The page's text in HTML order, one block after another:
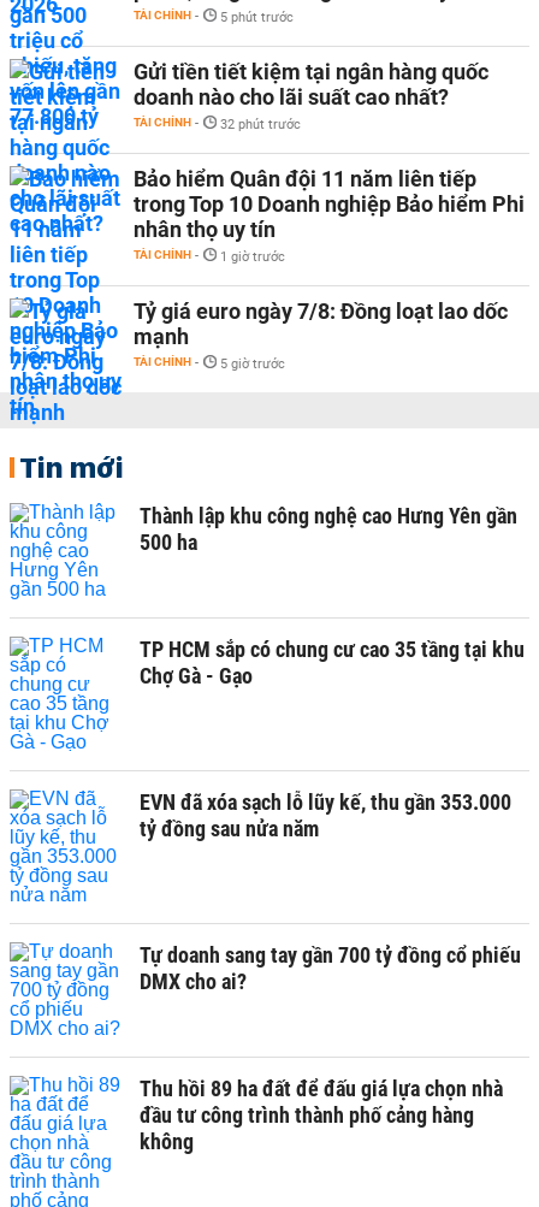
TÀI CHÍNH - 5 phút trước
Gửi tiền tiết kiệm tại ngân hàng quốc
doanh nào cho lãi suất cao nhất?
TÀI CHÍNH - 32 phút trước
Bảo hiểm Quân đội 11 năm liên tiếp
trong Top 10 Doanh nghiệp Bảo hiểm Phi
nhân thọ uy tín
TÀI CHÍNH - 1 giờ trước
Tỷ giá euro ngày 7/8: Đồng loạt lao dốc
mạnh
TÀI CHÍNH - 5 giờ trước
Tin mới
Thành lập khu công nghệ cao Hưng Yên gần
500 ha
TP HCM sắp có chung cư cao 35 tầng tại khu
Chợ Gà - Gạo
EVN đã xóa sạch lỗ lũy kế, thu gần 353.000
tỷ đồng sau nửa năm
Tự doanh sang tay gần 700 tỷ đồng cổ phiếu
DMX cho ai?
Thu hồi 89 ha đất để đấu giá lựa chọn nhà
đầu tư công trình thành phố cảng hàng
không